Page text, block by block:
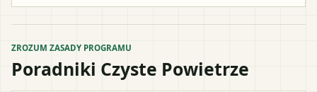
ZROZUM ZASADY PROGRAMU
Poradniki Czyste Powietrze